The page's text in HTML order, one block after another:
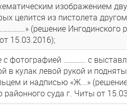
изображением двух
целится из пистолета другому
(решение Ингодинского
15.03.2016);
с фотографией …………. с
в кулак левой рукой и поднятым
и надписью «Ж...» (решение
районного суда г. Читы от